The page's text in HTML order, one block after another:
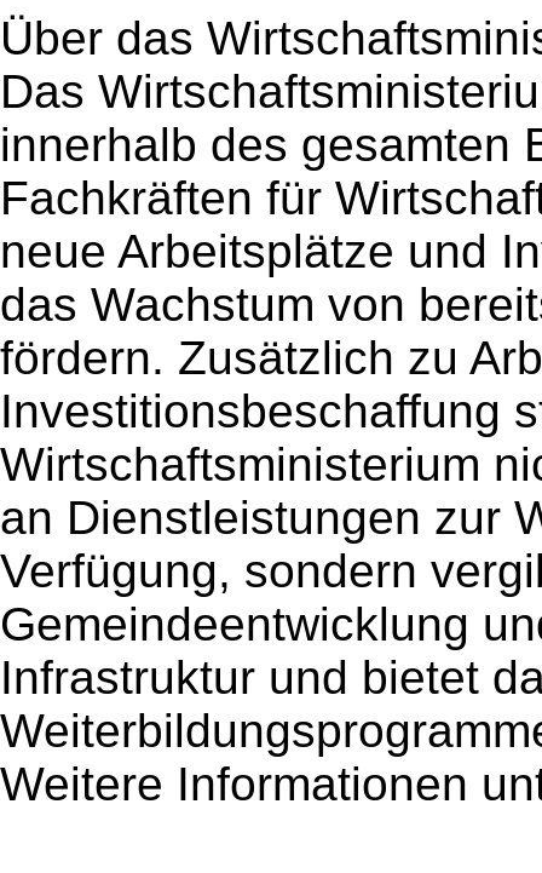
Über das
Das
innerhalb des gesamten
Fachkräften für
neue Arbeitsplätze und
das Wachstum von
fördern. Zusätzlich zu
Investitionsbeschaffung
Wirtschaftsministerium
an Dienstleistungen zur
Verfügung, sondern
Gemeindeentwicklung
Infrastruktur und bietet
Weitere Informationen